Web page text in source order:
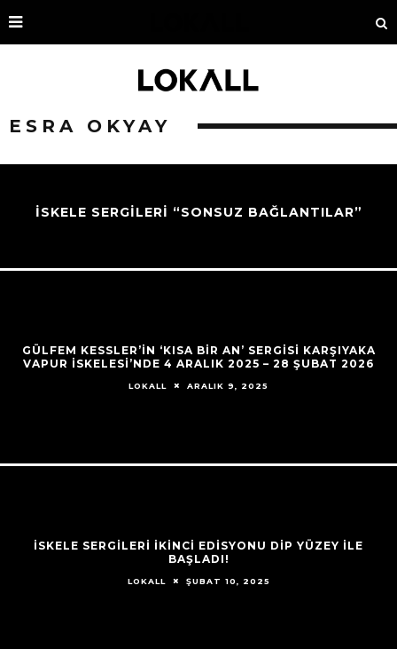
ESRA OKYAY
İSKELE SERGİLERİ “SONSUZ BAĞLANTILAR”
GÜLFEM KESSLER’IN ‘KISA BIR AN’ SERGISI KARŞIYAKA
VAPUR İSKELESI’NDE 4 ARALIK 2025 – 28 ŞUBAT 2026
LOKALL ARALIK 9, 2025
İSKELE SERGİLERİ İKİNCİ EDİSYONU DİP YÜZEY İLE
BAŞLADI!
LOKALL ŞUBAT 10, 2025